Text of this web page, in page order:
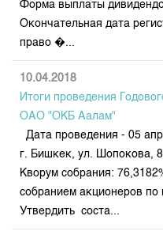
Форма выплаты
Окончательная дата
право �...
10.04.2018
Итоги проведения
ОАО "ОКБ Аалам"
Дата проведения - 05
г. Бишкек, ул. Шопокова,
Кворум собрания:
собранием акционеров по
Утвердить соста...